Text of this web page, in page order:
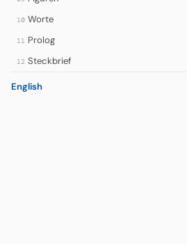
10 Worte
11 Prolog
12 Steckbrief
English